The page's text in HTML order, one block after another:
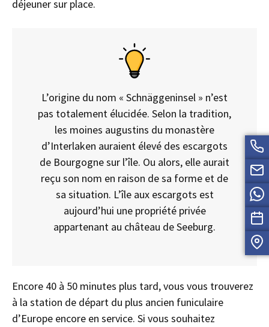
déjeuner sur place.
L’origine du nom « Schnäggeninsel » n’est
pas totalement élucidée. Selon la tradition,
les moines augustins du monastère
d’Interlaken auraient élevé des escargots
de Bourgogne sur l’île. Ou alors, elle aurait
reçu son nom en raison de sa forme et de
sa situation. L’île aux escargots est
aujourd’hui une propriété privée
appartenant au château de Seeburg.
Encore 40 à 50 minutes plus tard, vous vous trouverez
à la station de départ du plus ancien funiculaire
d’Europe encore en service. Si vous souhaitez